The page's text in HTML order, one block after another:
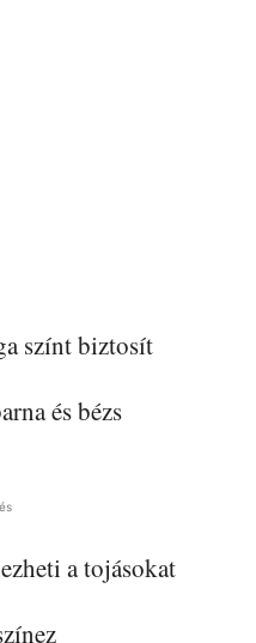
színt biztosít
és bézs
a tojásokat